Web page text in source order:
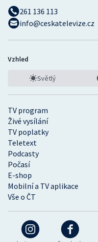
TV program
Živé vysílání
TV poplatky
Teletext
Podcasty
Počasí
E-shop
Mobilní a TV aplikace
Vše o ČT
261 136 113
info@ceskatelevize.cz
Vzhled
Světlý